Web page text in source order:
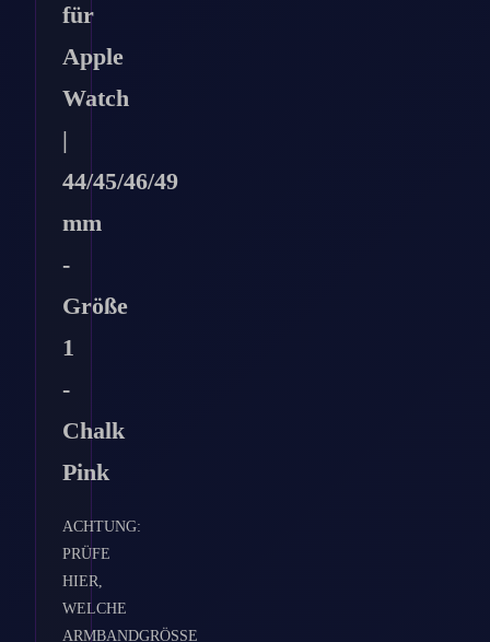
für
Apple
Watch
|
44/45/46/49
mm
-
Größe
1
-
Chalk
Pink
ACHTUNG:
PRÜFE
HIER,
WELCHE
ARMBANDGRÖSSE